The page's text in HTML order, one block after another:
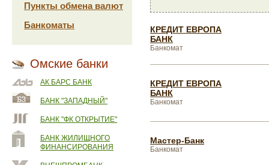
Пункты обмена валют
Банкоматы
Омские банки
АК БАРС БАНК
БАНК "ЗАПАДНЫЙ"
БАНК "ФК ОТКРЫТИЕ"
БАНК ЖИЛИЩНОГО
ФИНАНСИРОВАНИЯ
КРЕДИТ ЕВРОПА
БАНК
Банкомат
КРЕДИТ ЕВРОПА
БАНК
Банкомат
Мастер-Банк
Банкомат